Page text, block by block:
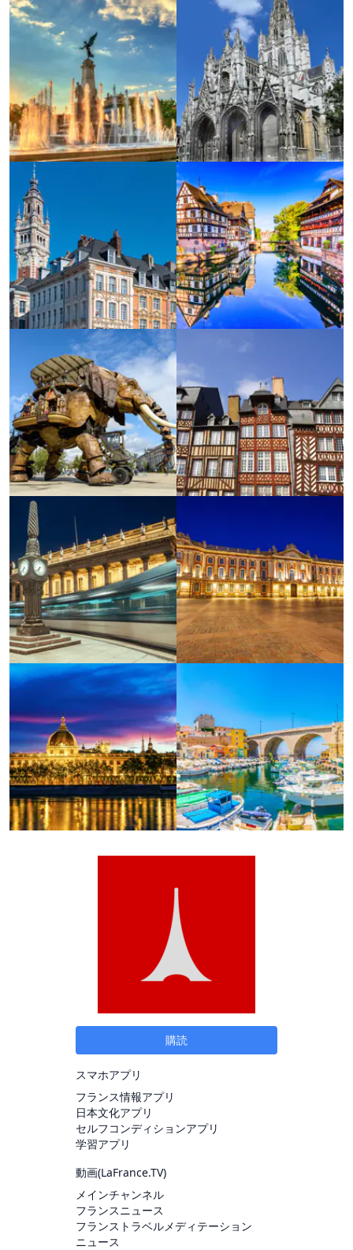
購読
スマホアプリ
フランス情報アプリ
日本文化アプリ
セルフコンディションアプリ
学習アプリ
動画(LaFrance.TV)
メインチャンネル
フランスニュース
フランストラベルメディテーション
ニュース